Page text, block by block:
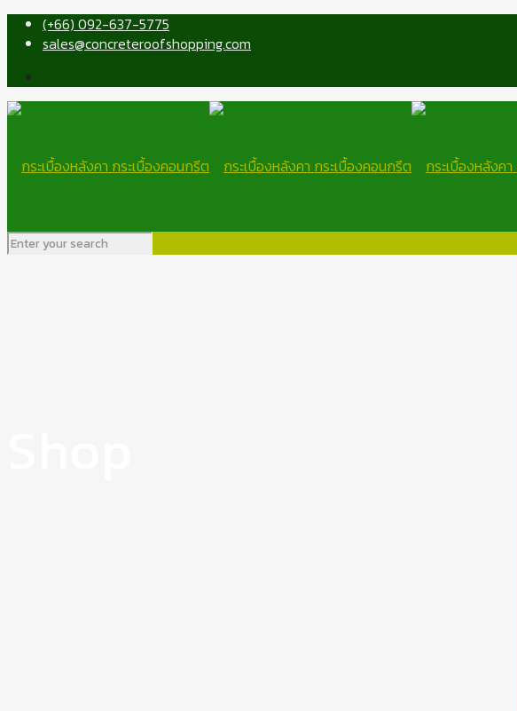
(+66) 092-637-5775
sales@concreteroofshopping.com